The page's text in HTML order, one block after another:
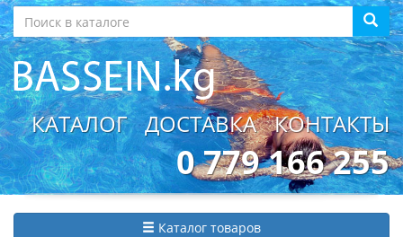
КАТАЛОГ ДОСТАВКА КОНТАКТЫ
0 779 166 255
Каталог товаров